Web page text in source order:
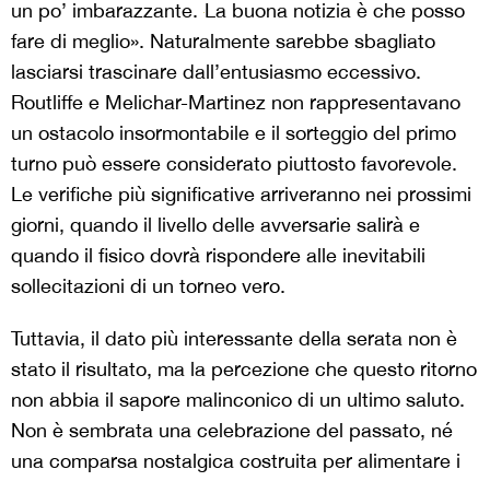
un po’ imbarazzante. La buona notizia è che posso
fare di meglio». Naturalmente sarebbe sbagliato
lasciarsi trascinare dall’entusiasmo eccessivo.
Routliffe e Melichar-Martinez non rappresentavano
un ostacolo insormontabile e il sorteggio del primo
turno può essere considerato piuttosto favorevole.
Le verifiche più significative arriveranno nei prossimi
giorni, quando il livello delle avversarie salirà e
quando il fisico dovrà rispondere alle inevitabili
sollecitazioni di un torneo vero.
Tuttavia, il dato più interessante della serata non è
stato il risultato, ma la percezione che questo ritorno
non abbia il sapore malinconico di un ultimo saluto.
Non è sembrata una celebrazione del passato, né
una comparsa nostalgica costruita per alimentare i